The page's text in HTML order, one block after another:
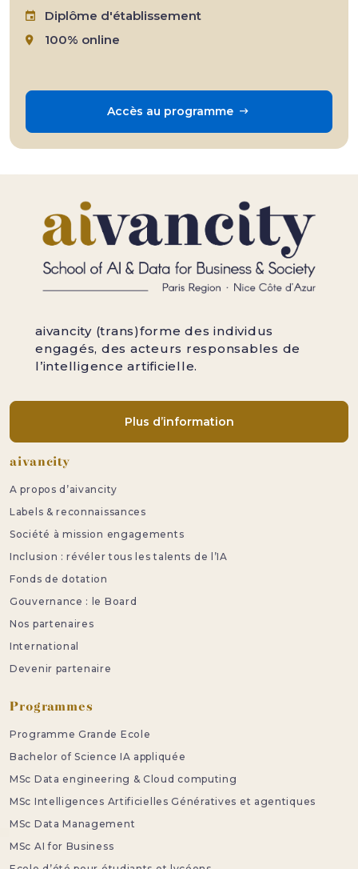
Diplôme d'établissement
100% online
Accès au programme
aivancity (trans)forme des individus
engagés, des acteurs responsables de
l’intelligence artificielle.
Plus d’information
Pied de page
aivancity
A propos d’aivancity
Labels & reconnaissances
Société à mission engagements
Inclusion : révéler tous les talents de l’IA
Fonds de dotation
Gouvernance : le Board
Nos partenaires
International
Devenir partenaire
Programmes
Programme Grande Ecole
Bachelor of Science IA appliquée
MSc Data engineering & Cloud computing
MSc Intelligences Artificielles Génératives et agentiques
MSc Data Management
MSc AI for Business